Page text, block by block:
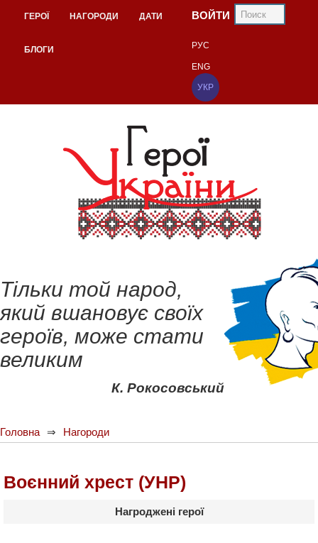
ГЕРОЇ НАГОРОДИ ДАТИ
БЛОГИ
ВОЙТИ
РУС
ENG
УКР
Тільки той народ,
який вшановує своїх
героїв, може стати
великим
К. Рокосовський
Головна Нагороди
Воєнний хрест (УНР)
Нагроджені герої